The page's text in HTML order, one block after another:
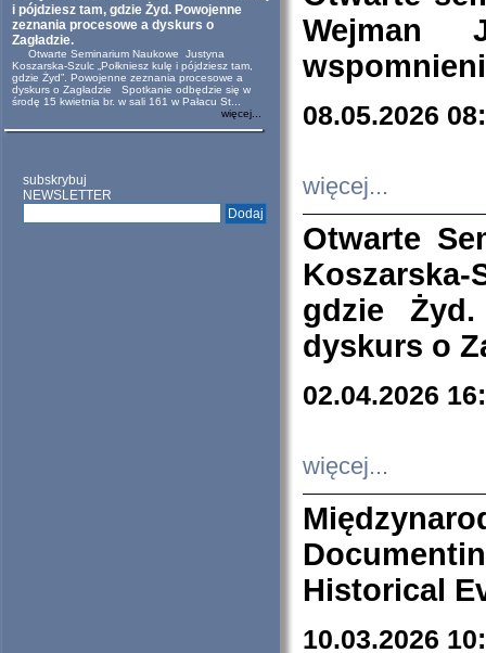
i pójdziesz tam, gdzie Żyd. Powojenne
zeznania procesowe a dyskurs o
Zagładzie.
Otwarte Seminarium Naukowe Justyna
Koszarska-Szulc „Połkniesz kulę i pójdziesz tam,
gdzie Żyd”. Powojenne zeznania procesowe a
dyskurs o Zagładzie Spotkanie odbędzie się w
środę 15 kwietnia br. w sali 161 w Pałacu St...
więcej...
subskrybuj
NEWSLETTER
Wejman
08.05.2026
więcej...
Otwarte
Koszarska-
gdzie
dyskurs o
02.04.2026
więcej...
Historical
10.03.2026